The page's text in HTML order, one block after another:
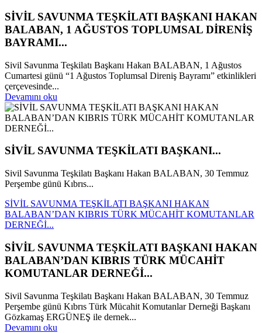
SİVİL SAVUNMA TEŞKİLATI BAŞKANI HAKAN
BALABAN, 1 AĞUSTOS TOPLUMSAL DİRENİŞ
BAYRAMI...
Sivil Savunma Teşkilatı Başkanı Hakan BALABAN, 1 Ağustos
Cumartesi günü “1 Ağustos Toplumsal Direniş Bayramı” etkinlikleri
çerçevesinde...
Devamını oku
SİVİL SAVUNMA TEŞKİLATI BAŞKANI...
Sivil Savunma Teşkilatı Başkanı Hakan BALABAN, 30 Temmuz
Perşembe günü Kıbrıs...
SİVİL SAVUNMA TEŞKİLATI BAŞKANI HAKAN
BALABAN’DAN KIBRIS TÜRK MÜCAHİT KOMUTANLAR
DERNEĞİ...
SİVİL SAVUNMA TEŞKİLATI BAŞKANI HAKAN
BALABAN’DAN KIBRIS TÜRK MÜCAHİT
KOMUTANLAR DERNEĞİ...
Sivil Savunma Teşkilatı Başkanı Hakan BALABAN, 30 Temmuz
Perşembe günü Kıbrıs Türk Mücahit Komutanlar Derneği Başkanı
Gözkamaş ERGÜNEŞ ile dernek...
Devamını oku